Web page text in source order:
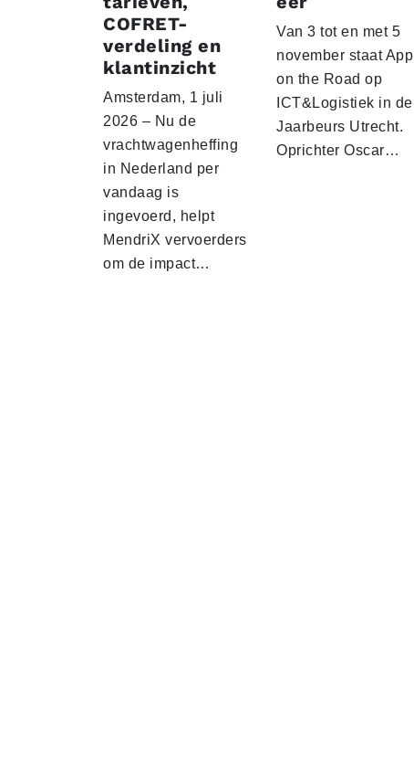
COFRET-
verdeling en
klantinzicht
Amsterdam, 1 juli
2026 – Nu de
vrachtwagenheffing
in Nederland per
vandaag is
ingevoerd, helpt
MendriX vervoerders
om de impact…
Van 3 tot en met 5
november staat App
on the Road op
ICT&Logistiek in de
Jaarbeurs Utrecht.
Oprichter Oscar…